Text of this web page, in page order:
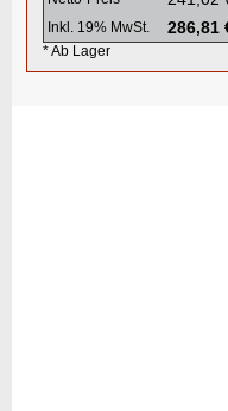
Inkl. 19% MwSt. 286,81
* Ab Lager